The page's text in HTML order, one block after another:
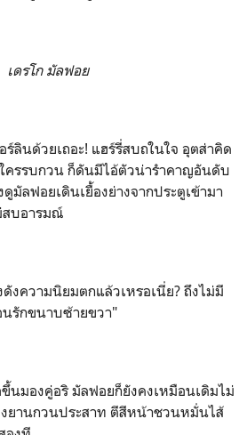
เดรโก มัลฟอย
ร์ลินด้วยเถอะ! แฮร์รี่สบถในใจ อุตส่าคิด
ครรบกวน ก็ดันมีไอ้ตัวน่ารำคาญอันดับ
มัลฟอยเดินเยื้องย่างจากประตูเข้ามา
สบอารมณ์
งความนิยมตกแล้วเหรอเนี่ย? ถึงไม่มี
นรักขนาบซ้ายขวา"
นมองคู่อริ มัลฟอยก็ยังคงเหมือนเดิมไม่
ยานกวนประสาท ตีสีหน้าชวนหมั่นไส้